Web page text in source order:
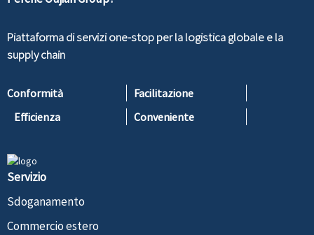
Piattaforma di servizi one-stop per la logistica globale e la
supply chain
Conformità
Facilitazione
Efficienza
Conveniente
Servizio
Sdoganamento
Commercio estero